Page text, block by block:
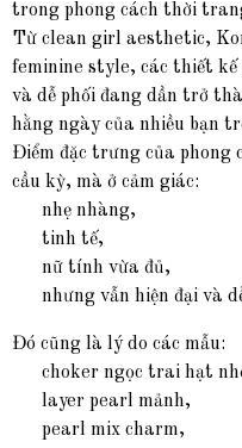
trong phong cách thời
Từ clean girl aesthetic,
feminine style, các thiết
và dễ phối đang dần trở
hằng ngày của nhiều bạn
Điểm đặc trưng của phong
cầu kỳ, mà ở cảm giác:
nhẹ nhàng,
tinh tế,
nữ tính vừa đủ,
nhưng vẫn hiện đại và
Đó cũng là lý do các mẫu:
choker ngọc trai hạt
layer pearl mảnh,
pearl mix charm,